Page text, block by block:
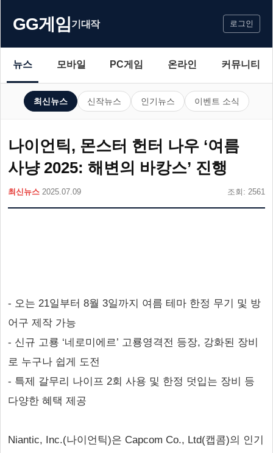
GG게임기대작 로그인
뉴스 모바일 PC게임 온라인 커뮤니티
최신뉴스 신작뉴스 인기뉴스 이벤트 소식
나이언틱, 몬스터 헌터 나우 ‘여름
사냥 2025: 해변의 바캉스’ 진행
최신뉴스 2025.07.09 조회: 2561
- 오는 21일부터 8월 3일까지 여름 테마 한정 무기 및 방
어구 제작 가능
- 신규 고룡 ‘네로미에르’ 고룡영격전 등장, 강화된 장비
로 누구나 쉽게 도전
- 특제 갈무리 나이프 2회 사용 및 한정 덧입는 장비 등
다양한 혜택 제공
Niantic, Inc.(나이언틱)은 Capcom Co., Ltd(캡콤)의 인기